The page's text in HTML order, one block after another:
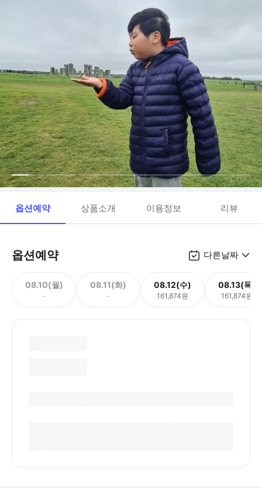
옵션예약 상품소개 이용정보 리뷰
옵션예약 다른날짜
08.10(월)
-
08.11(화)
-
08.12(수)
161,874원
08.13(목)
161,874원